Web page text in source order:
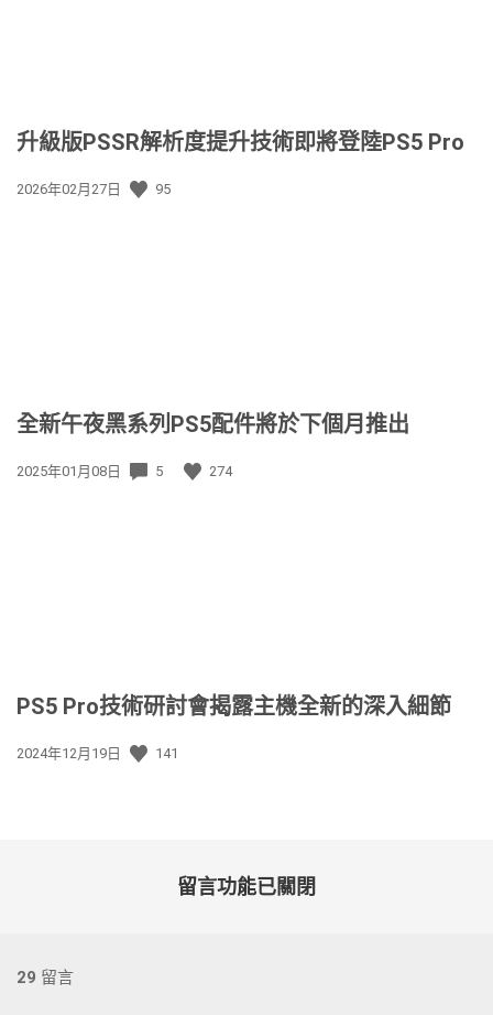
升級版PSSR解析度提升技術即將登陸PS5 Pro
發
2026年02月27日 95
全新午夜黑系列PS5配件將於下個月推出
發
2025年01月08日 5 274
PS5 Pro技術研討會揭露主機全新的深入細節
發
2024年12月19日 141
留言功能已關閉
29 留言